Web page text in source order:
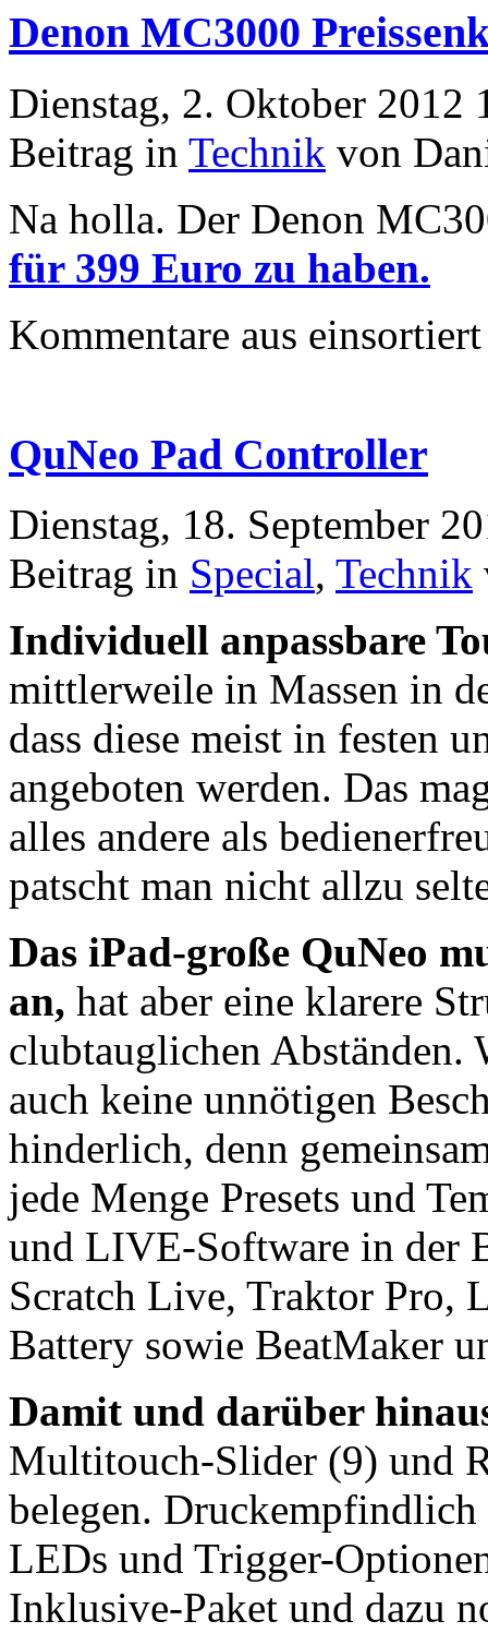
Denon MC3000
Dienstag, 2. Oktober 2012
Beitrag in Technik von
Na holla. Der Denon
für 399 Euro zu haben.
Kommentare aus
QuNeo Pad Controller
Dienstag, 18. September
Beitrag in Special, Technik
Individuell anpassbare
mittlerweile in Massen in
dass diese meist in festen
angeboten werden. Das
alles andere als
patscht man nicht allzu
Das iPad-große QuNeo
an, hat aber eine klarere
clubtauglichen Abständen.
auch keine unnötigen
hinderlich, denn
jede Menge Presets und
und LIVE-Software in der
Scratch Live, Traktor Pro,
Battery sowie BeatMaker
Damit und darüber
Multitouch-Slider (9) und
belegen.
LEDs und Trigger-
Inklusive-Paket und dazu